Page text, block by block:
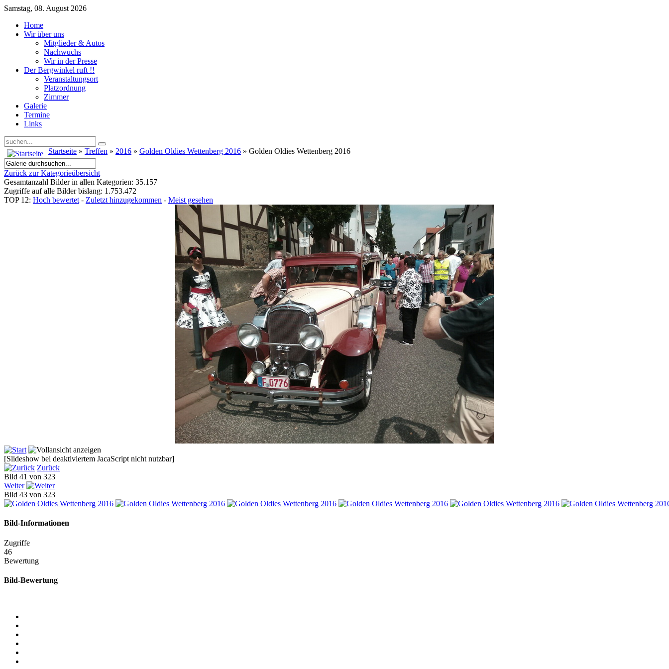
Samstag, 08. August 2026
Home
Wir über uns
Mitglieder & Autos
Nachwuchs
Wir in der Presse
Der Bergwinkel ruft !!
Veranstaltungsort
Platzordnung
Zimmer
Galerie
Termine
Links
Startseite » Treffen » 2016 » Golden Oldies Wettenberg 2016 » Golden Oldies Wettenberg 2016
Zurück zur Kategorieübersicht
Gesamtanzahl Bilder in allen Kategorien: 35.157
Zugriffe auf alle Bilder bislang: 1.753.472
TOP 12: Hoch bewertet - Zuletzt hinzugekommen - Meist gesehen
[Slideshow bei deaktiviertem JacaScript nicht nutzbar]
Zurück
Bild 41 von 323
Weiter
Bild 43 von 323
Bild-Informationen
Zugriffe
46
Bewertung
Bild-Bewertung